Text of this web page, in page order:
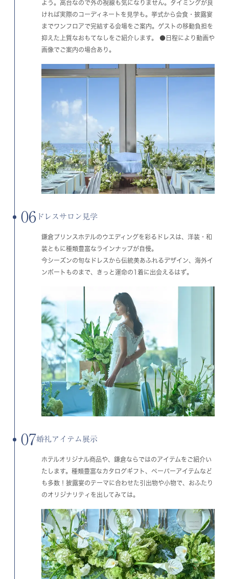
よう。高台なので外の視線も気になりません。タイミングが良
ければ実際のコーディネートを見学も。挙式から会食・披露宴
までワンフロアで完結する会場をご案内。ゲストの移動負担を
抑えた上質なおもてなしをご紹介します。 ●日程により動画や
画像でご案内の場合あり。
06 ドレスサロン見学
鎌倉プリンスホテルのウエディングを彩るドレスは、洋装・和
装ともに種類豊富なラインナップが自慢。
今シーズンの旬なドレスから伝統美あふれるデザイン、海外イ
ンポートものまで、きっと運命の1着に出会えるはず。
07婚礼アイテム展示
ホテルオリジナル商品や、鎌倉ならではのアイテムをご紹介い
たします。種類豊富なカタログギフト、ペーパーアイテムなど
も多数！披露宴のテーマに合わせた引出物や小物で、おふたり
のオリジナリティを出してみては。